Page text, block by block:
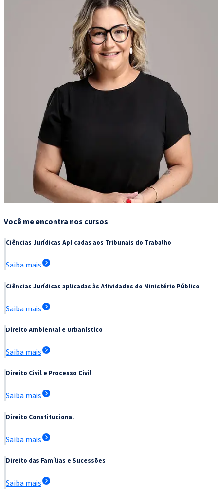
Você me encontra nos cursos
Ciências Jurídicas Aplicadas aos Tribunais do Trabalho
Saiba mais
Ciências Jurídicas aplicadas às Atividades do Ministério Público
Saiba mais
Direito Ambiental e Urbanístico
Saiba mais
Direito Civil e Processo Civil
Saiba mais
Direito Constitucional
Saiba mais
Direito das Famílias e Sucessões
Saiba mais